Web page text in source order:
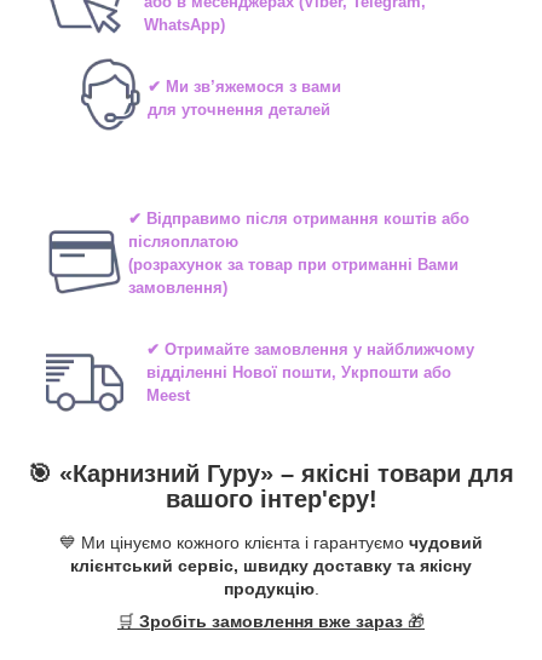
WhatsApp)
✔ Ми зв’яжемося з вами
для уточнення деталей
✔ Відправимо після отримання коштів або
післяоплатою
(розрахунок за товар при отриманні Вами
замовлення)
✔ Отримайте замовлення у найближчому
відділенні Нової пошти, Укрпошти або
Meest
🎯 «Карнизний Гуру» – якісні товари для
вашого інтер'єру!
💙 Ми цінуємо кожного клієнта і гарантуємо чудовий
клієнтський сервіс, швидку доставку та якісну
продукцію.
🛒 Зробіть замовлення вже зараз 🎁